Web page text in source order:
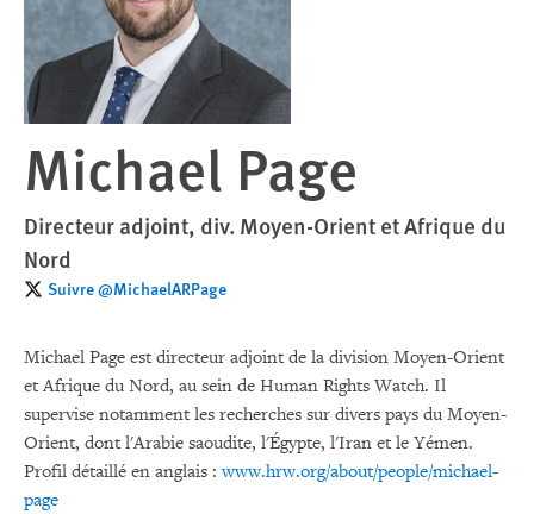
Michael Page
Directeur adjoint, div. Moyen-Orient et Afrique du
Nord
Suivre @MichaelARPage
Michael Page est directeur adjoint de la division Moyen-Orient
et Afrique du Nord, au sein de Human Rights Watch. Il
supervise notamment les recherches sur divers pays du Moyen-
Orient, dont l'Arabie saoudite, l'Égypte, l'Iran et le Yémen.
Profil détaillé en anglais :www.hrw.org/about/people/michael-
page